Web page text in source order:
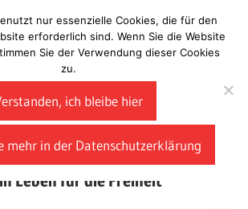
Laberladen
Leben für die Freiheit
nur essenzielle Cookies, die für den
erforderlich sind. Wenn Sie die Website
Sie der Verwendung dieser Cookies
zu.
ich bleibe hier
mehr in der Datenschutzerklärung